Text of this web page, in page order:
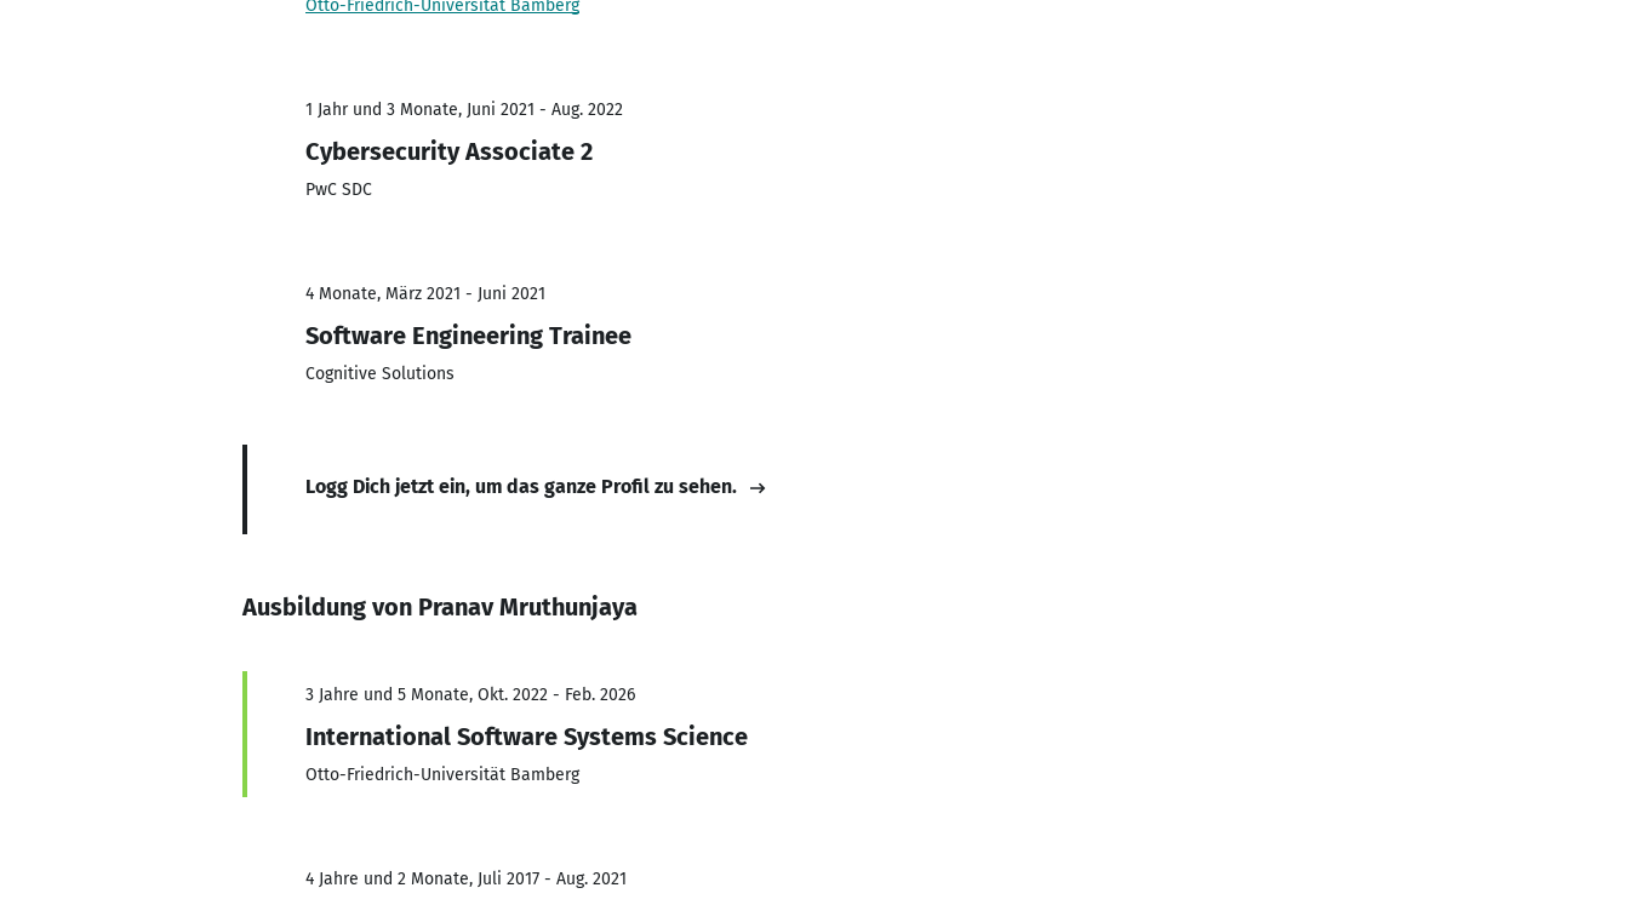
Otto-Friedrich-Universität Bamberg
1 Jahr und 3 Monate, Juni 2021 - Aug. 2022
Cybersecurity Associate 2
PwC SDC
4 Monate, März 2021 - Juni 2021
Software Engineering Trainee
Cognitive Solutions
Logg Dich jetzt ein, um das ganze Profil zu sehen.
Ausbildung von Pranav Mruthunjaya
3 Jahre und 5 Monate, Okt. 2022 - Feb. 2026
International Software Systems Science
Otto-Friedrich-Universität Bamberg
4 Jahre und 2 Monate, Juli 2017 - Aug. 2021